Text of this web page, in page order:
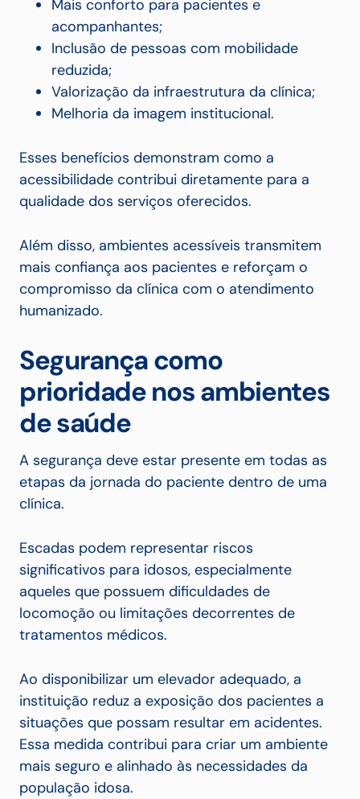
Mais conforto para pacientes e
acompanhantes;
Inclusão de pessoas com mobilidade
reduzida;
Valorização da infraestrutura da clínica;
Melhoria da imagem institucional.
Esses benefícios demonstram como a
acessibilidade contribui diretamente para a
qualidade dos serviços oferecidos.
Além disso, ambientes acessíveis transmitem
mais confiança aos pacientes e reforçam o
compromisso da clínica com o atendimento
humanizado.
Segurança como
prioridade nos ambientes
de saúde
A segurança deve estar presente em todas as
etapas da jornada do paciente dentro de uma
clínica.
Escadas podem representar riscos
significativos para idosos, especialmente
aqueles que possuem dificuldades de
locomoção ou limitações decorrentes de
tratamentos médicos.
Ao disponibilizar um elevador adequado, a
instituição reduz a exposição dos pacientes a
situações que possam resultar em acidentes.
Essa medida contribui para criar um ambiente
mais seguro e alinhado às necessidades da
população idosa.